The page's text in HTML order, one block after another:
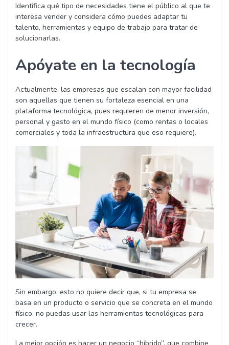
Identifica qué tipo de necesidades tiene el público al que te
interesa vender y considera cómo puedes adaptar tu
talento, herramientas y equipo de trabajo para tratar de
solucionarlas.
Apóyate en la tecnología
Actualmente, las empresas que escalan con mayor facilidad
son aquellas que tienen su fortaleza esencial en una
plataforma tecnológica, pues requieren de menor inversión,
personal y gasto en el mundo físico (como rentas o locales
comerciales y toda la infraestructura que eso requiere).
Sin embargo, esto no quiere decir que, si tu empresa se
basa en un producto o servicio que se concreta en el mundo
físico, no puedas usar las herramientas tecnológicas para
crecer.